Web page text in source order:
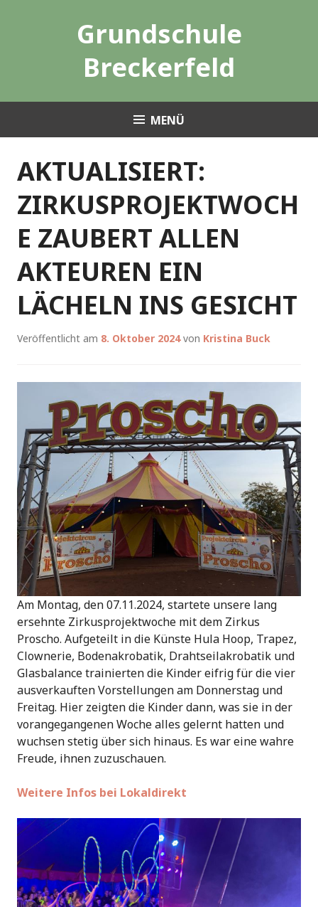
Grundschule
Breckerfeld
MENÜ
AKTUALISIERT:
ZIRKUSPROJEKTWOCH
E ZAUBERT ALLEN
AKTEUREN EIN
LÄCHELN INS GESICHT
Veröffentlicht am 8. Oktober 2024von Kristina Buck
Am Montag, den 07.11.2024, startete unsere lang
ersehnte Zirkusprojektwoche mit dem Zirkus
Proscho. Aufgeteilt in die Künste Hula Hoop, Trapez,
Clownerie, Bodenakrobatik, Drahtseilakrobatik und
Glasbalance trainierten die Kinder eifrig für die vier
ausverkauften Vorstellungen am Donnerstag und
Freitag. Hier zeigten die Kinder dann, was sie in der
vorangegangenen Woche alles gelernt hatten und
wuchsen stetig über sich hinaus. Es war eine wahre
Freude, ihnen zuzuschauen.
Weitere Infos bei Lokaldirekt